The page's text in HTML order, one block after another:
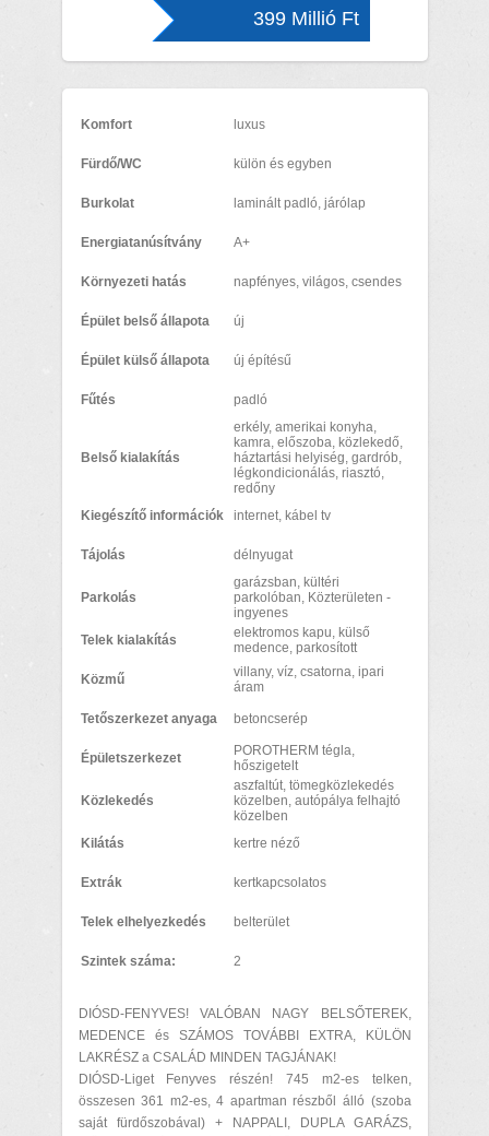
399 Millió Ft
Komfort luxus
Fürdő/WC külön és egyben
Burkolat laminált padló, járólap
Energiatanúsítvány A+
Környezeti hatás napfényes, világos, csendes
Épület belső állapota új
Épület külső állapota új építésű
Fűtés padló
Belső kialakítás
erkély, amerikai konyha,
kamra, előszoba, közlekedő,
háztartási helyiség, gardrób,
légkondicionálás, riasztó,
redőny
Kiegészítő információk
internet, kábel tv
Tájolás délnyugat
Parkolás
garázsban, kültéri
parkolóban, Közterületen -
ingyenes
Telek kialakítás
elektromos kapu, külső
medence, parkosított
Közmű
villany, víz, csatorna, ipari
áram
Tetőszerkezet anyaga betoncserép
Épületszerkezet
POROTHERM tégla,
hőszigetelt
Közlekedés
aszfaltút, tömegközlekedés
közelben, autópálya felhajtó
közelben
Kilátás
kertre néző
Extrák kertkapcsolatos
Telek elhelyezkedés belterület
Szintek száma: 2
DIÓSD-FENYVES! VALÓBAN NAGY BELSŐTEREK,
MEDENCE és SZÁMOS TOVÁBBI EXTRA, KÜLÖN
LAKRÉSZ a CSALÁD MINDEN TAGJÁNAK!
DIÓSD-Liget Fenyves részén! 745 m2-es telken,
összesen 361 m2-es, 4 apartman részből álló (szoba
saját fürdőszobával) + NAPPALI, DUPLA GARÁZS,